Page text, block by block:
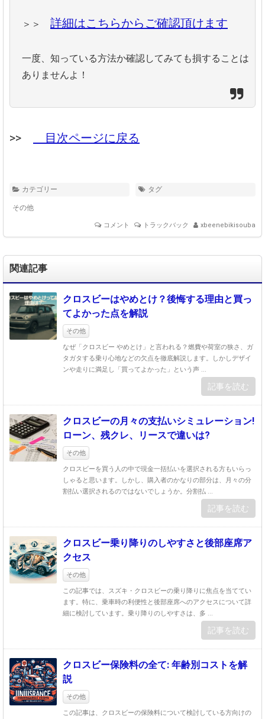
＞＞ 詳細はこちらからご確認頂けます
一度、知っている方法か確認してみても損することは
ありませんよ！
>> 目次ページに戻る
カテゴリー
その他
タグ
コメント トラックバック xbeenebikisouba
関連記事
クロスビーはやめとけ？後悔する理由と買っ
てよかった点を解説
その他
なぜ「クロスビー やめとけ」と言われる？燃費や荷室の狭さ、ガ
タガタする乗り心地などの欠点を徹底解説します。しかしデザイ
ンや走りに満足し「買ってよかった」という声 ...
記事を読む
クロスビーの月々の支払いシミュレーション!
ローン、残クレ、リースで違いは?
その他
クロスビーを買う人の中で現金一括払いを選択される方もいらっ
しゃると思います。しかし、購入者のかなりの部分は、月々の分
割払い選択されるのではないでしょうか。分割払 ...
記事を読む
クロスビー乗り降りのしやすさと後部座席ア
クセス
その他
この記事では、スズキ・クロスビーの乗り降りに焦点を当ててい
ます。特に、乗車時の利便性と後部座席へのアクセスについて詳
細に検討しています。乗り降りのしやすさは、多 ...
記事を読む
クロスビー保険料の全て: 年齢別コストを解
説
その他
この記事は、クロスビーの保険料について検討している方向けの